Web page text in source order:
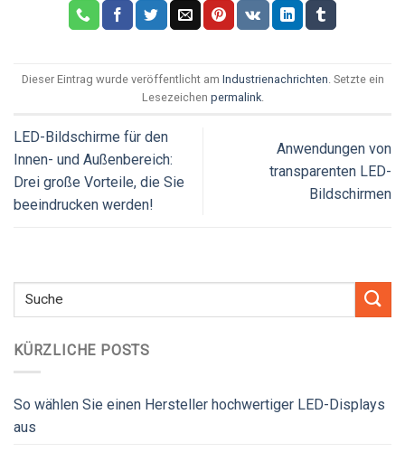
Dieser Eintrag wurde veröffentlicht am Industrienachrichten . Setzte ein
Lesezeichen permalink.
LED-Bildschirme für den
Innen- und Außenbereich:
Drei große Vorteile, die Sie
beeindrucken werden!
Anwendungen von
transparenten LED-
Bildschirmen
KÜRZLICHE POSTS
So wählen Sie einen Hersteller hochwertiger LED-Displays
aus